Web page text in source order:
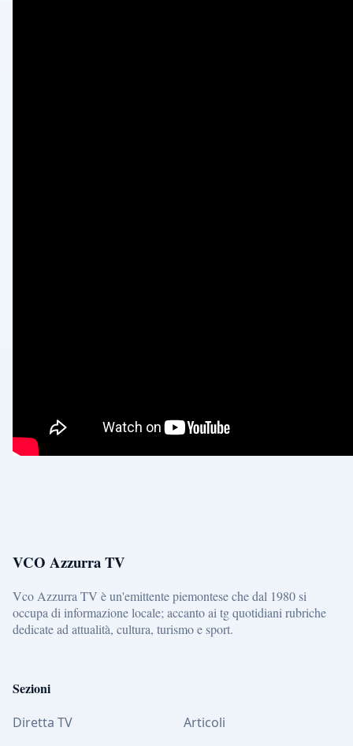
VCO Azzurra TV
Vco Azzurra TV è un'emittente piemontese che dal 1980 si
occupa di informazione locale; accanto ai tg quotidiani rubriche
dedicate ad attualità, cultura, turismo e sport.
Sezioni
Diretta TV
Articoli